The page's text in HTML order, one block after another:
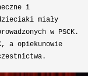
i
miały
w PSCK.
a opiekunowie